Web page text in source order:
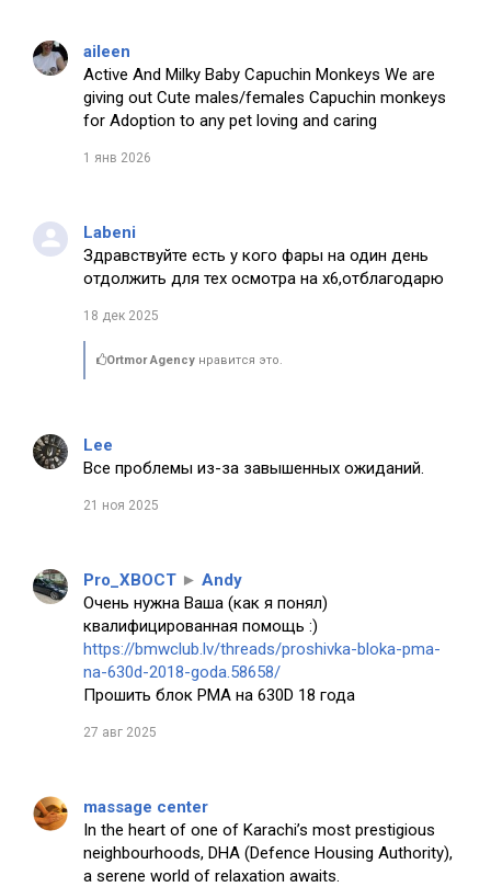
aileen
Active And Milky Baby Capuchin Monkeys We are
giving out Cute males/females Capuchin monkeys
for Adoption to any pet loving and caring
1 янв 2026
Labeni
Здравствуйте есть у кого фары на один день
отдолжить для тех осмотра на х6,отблагодарю
18 дек 2025
Ortmor Agency нравится это.
Lee
Все проблемы из-за завышенных ожиданий.
21 ноя 2025
Pro_XBOCT ► Andy
Очень нужна Ваша (как я понял)
квалифицированная помощь :)
https://bmwclub.lv/threads/proshivka-bloka-pma-
na-630d-2018-goda.58658/
Прошить блок PMA на 630D 18 года
27 авг 2025
massage center
In the heart of one of Karachi’s most prestigious
neighbourhoods, DHA (Defence Housing Authority),
a serene world of relaxation awaits.